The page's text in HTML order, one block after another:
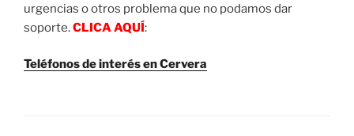
urgencias o otros problema que no podamos dar
soporte.CLICA AQUÍ:
Teléfonos de interés en Cervera